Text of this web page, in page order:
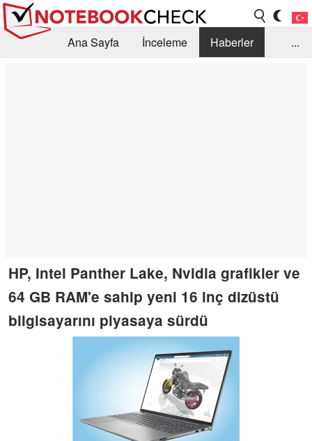
Ana Sayfa İnceleme
Haberler
...
HP, Intel Panther Lake, Nvidia grafikler ve
64 GB RAM'e sahip yeni 16 inç dizüstü
bilgisayarını piyasaya sürdü